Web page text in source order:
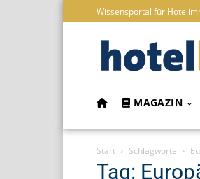
Wissensportal für
MAGAZIN
Start Schlagworte
Tag: